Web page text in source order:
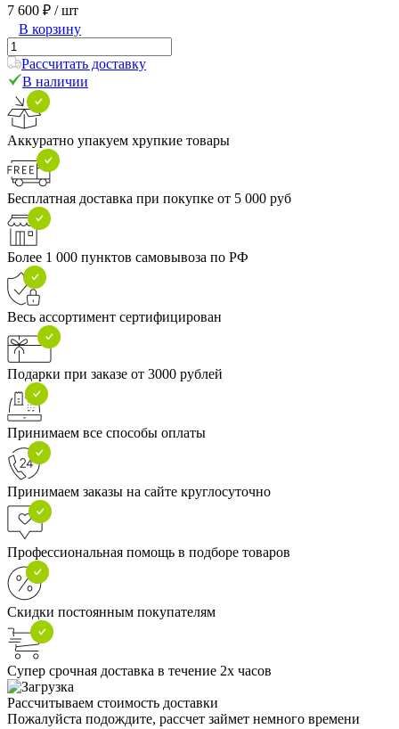
7 600 ₽ / шт
В корзину
Рассчитать доставку
В наличии
Аккуратно упакуем хрупкие товары
Бесплатная доставка при покупке от 5 000 руб
Более 1 000 пунктов самовывоза по РФ
Весь ассортимент сертифицирован
Подарки при заказе от 3000 рублей
Принимаем все способы оплаты
Принимаем заказы на сайте круглосуточно
Профессиональная помощь в подборе товаров
Скидки постоянным покупателям
Супер срочная доставка в течение 2х часов
Рассчитываем стоимость доставки
Пожалуйста подождите, рассчет займет немного времени